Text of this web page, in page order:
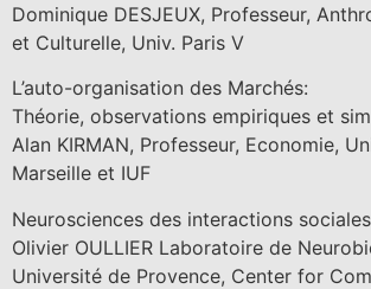
Dominique DESJEUX, Professeur,
et Culturelle, Univ. Paris V
L’auto-organisation des Marchés:
Théorie, observations empiriques et
Alan KIRMAN, Professeur, Economie,
Marseille et IUF
Neurosciences des interactions sociales
Olivier OULLIER Laboratoire de
Université de Provence, Center for